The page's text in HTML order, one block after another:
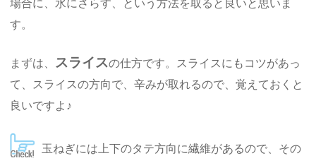
場合に、水にさらす、という方法を取ると良いと思いま
す。
まずは、 スライスの仕方です。スライスにもコツがあっ
て、スライスの方向で、辛みが取れるので、覚えておくと
良いですよ♪
玉ねぎには上下のタテ方向に繊維があるので、その